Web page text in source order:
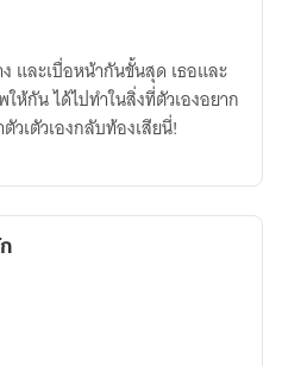
และเบื่อหน้ากันขั้นสุด เธอและ
ห้กัน ได้ไปทำในสิ่งที่ตัวเองอยาก
เตัวเองกลับท้องเสียนี่!